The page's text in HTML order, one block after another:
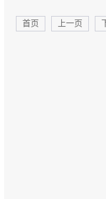
首页 上一页